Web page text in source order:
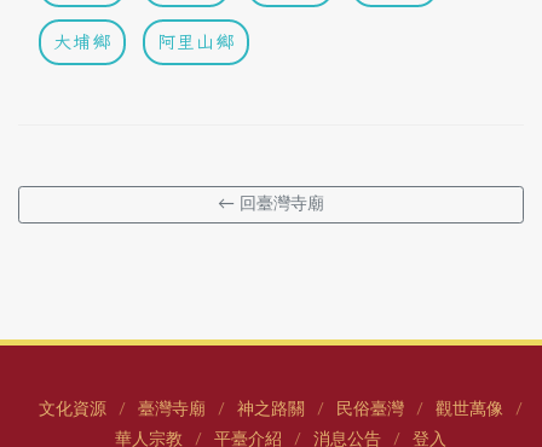
大埔鄉 阿里山鄉
← 回臺灣寺廟
文化資源 / 臺灣寺廟 / 神之路關 / 民俗臺灣 / 觀世萬像 /
華人宗教 / 平臺介紹 / 消息公告 / 登入